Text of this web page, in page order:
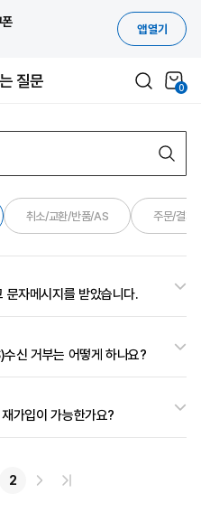
앱 열기
질문 0
취소/교환/반품/AS 주문/결제
문자메시지를 받았습니다.
신 거부는 어떻게 하나요?
가입이 가능한가요?
2